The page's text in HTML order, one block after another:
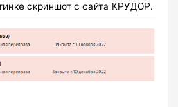
скриншот с сайта КРУДОР.